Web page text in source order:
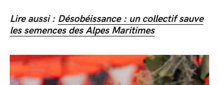
Lire aussi : Désobéissance : un collectif sauve
les semences des Alpes Maritimes